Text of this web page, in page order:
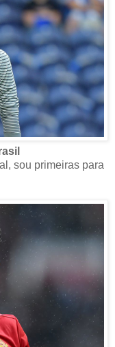
sou primeiras para